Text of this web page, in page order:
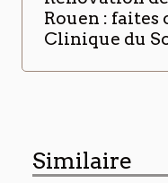
Rouen : faites
Clinique du
Similaire